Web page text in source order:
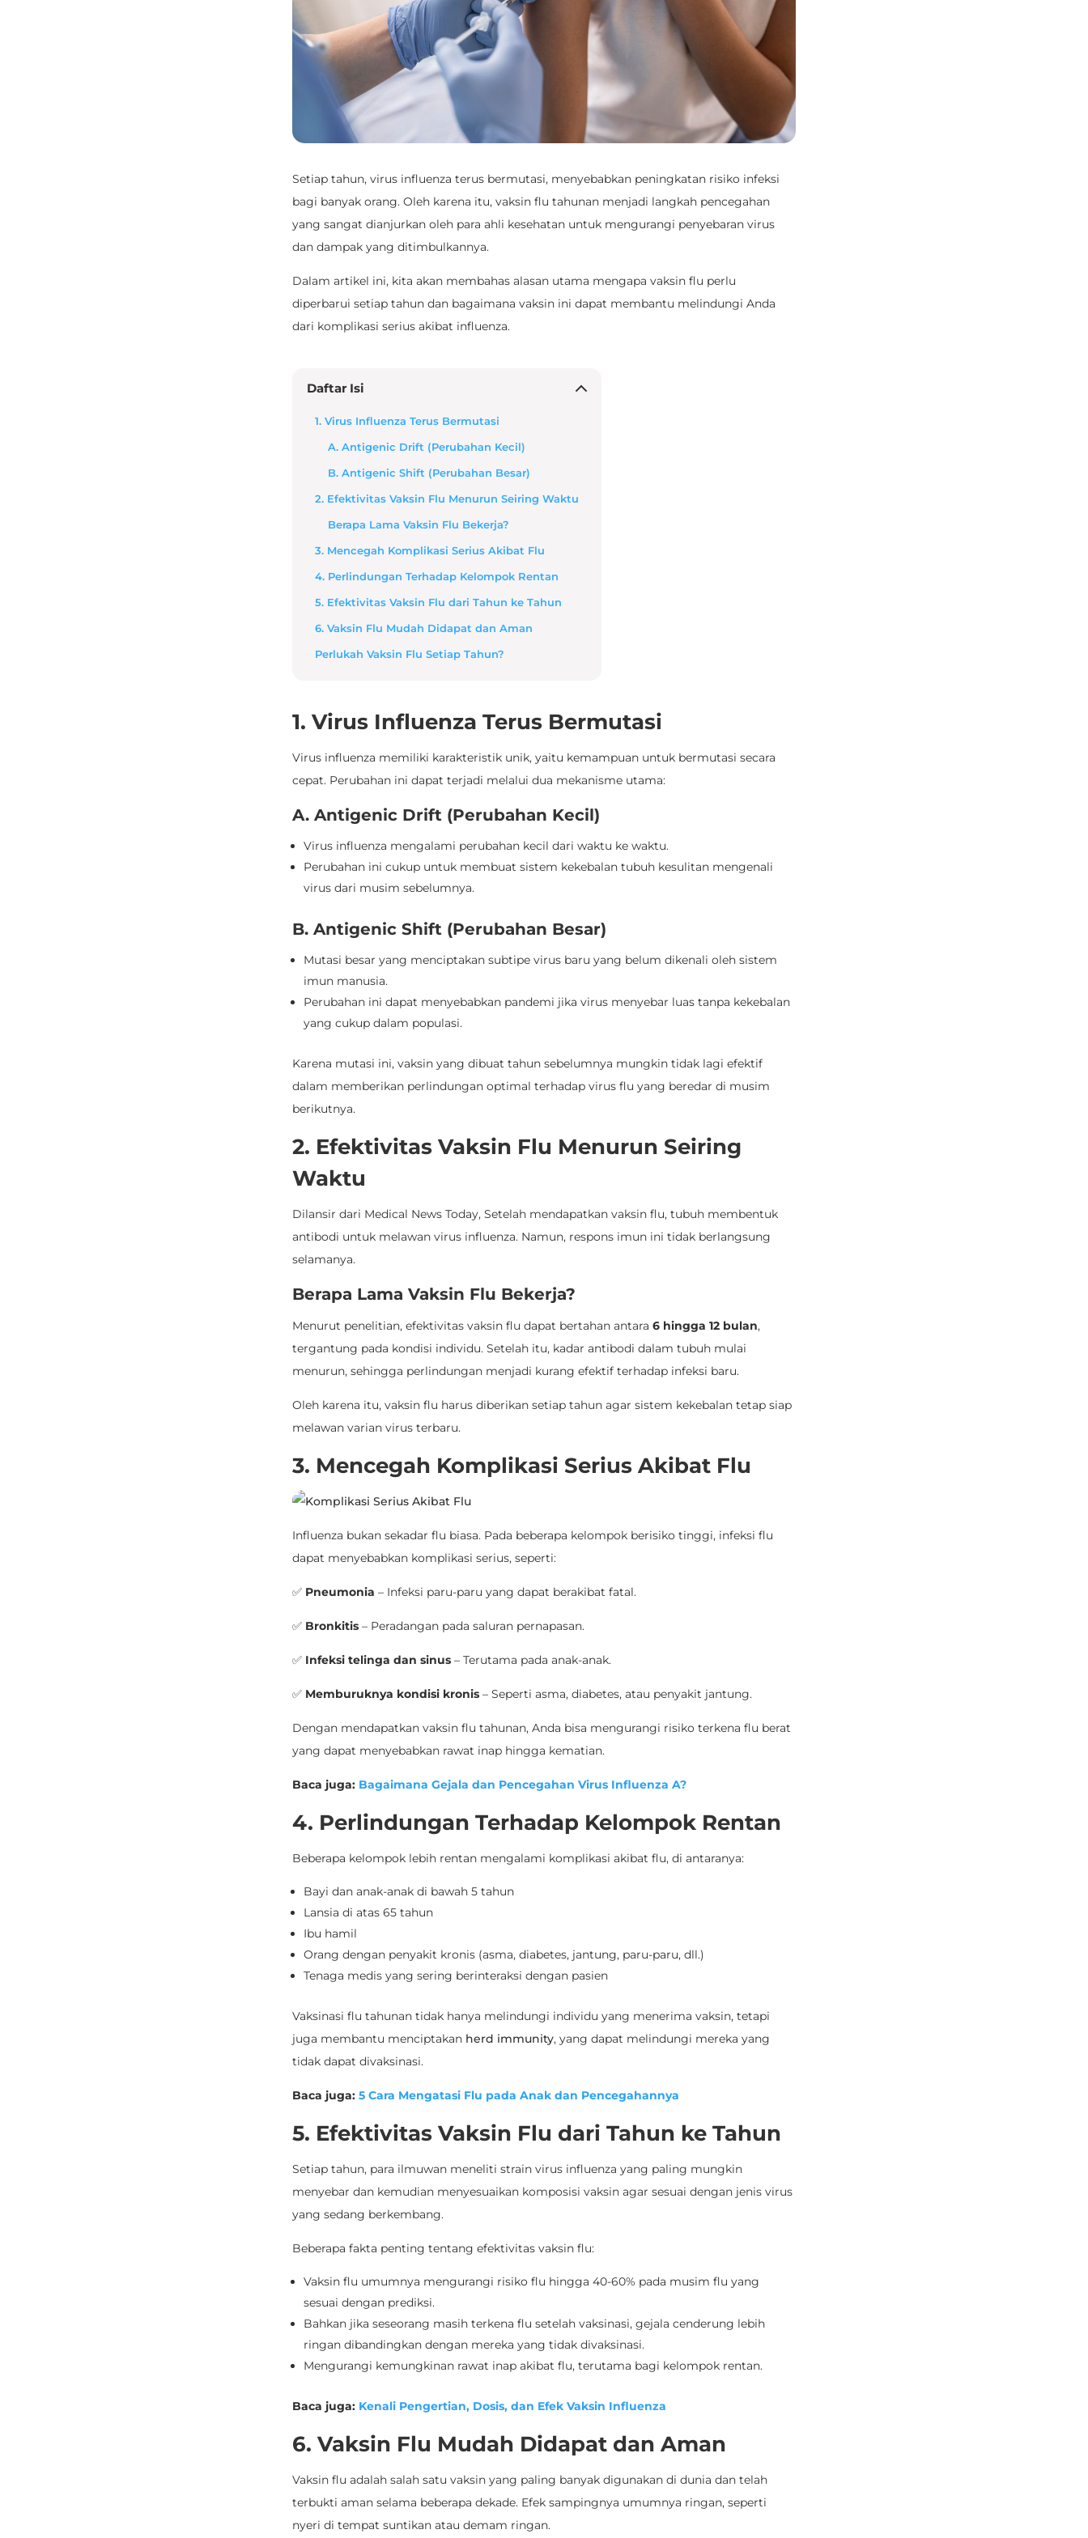
Setiap tahun, virus influenza terus bermutasi, menyebabkan peningkatan risiko infeksi
bagi banyak orang. Oleh karena itu, vaksin flu tahunan menjadi langkah pencegahan
yang sangat dianjurkan oleh para ahli kesehatan untuk mengurangi penyebaran virus
dan dampak yang ditimbulkannya.
Dalam artikel ini, kita akan membahas alasan utama mengapa vaksin flu perlu
diperbarui setiap tahun dan bagaimana vaksin ini dapat membantu melindungi Anda
dari komplikasi serius akibat influenza.
Daftar Isi
1. Virus Influenza Terus Bermutasi
A. Antigenic Drift (Perubahan Kecil)
B. Antigenic Shift (Perubahan Besar)
2. Efektivitas Vaksin Flu Menurun Seiring Waktu
Berapa Lama Vaksin Flu Bekerja?
3. Mencegah Komplikasi Serius Akibat Flu
4. Perlindungan Terhadap Kelompok Rentan
5. Efektivitas Vaksin Flu dari Tahun ke Tahun
6. Vaksin Flu Mudah Didapat dan Aman
Perlukah Vaksin Flu Setiap Tahun?
1. Virus Influenza Terus Bermutasi
Virus influenza memiliki karakteristik unik, yaitu kemampuan untuk bermutasi secara
cepat. Perubahan ini dapat terjadi melalui dua mekanisme utama:
A. Antigenic Drift (Perubahan Kecil)
Virus influenza mengalami perubahan kecil dari waktu ke waktu.
Perubahan ini cukup untuk membuat sistem kekebalan tubuh kesulitan mengenali
virus dari musim sebelumnya.
B. Antigenic Shift (Perubahan Besar)
Mutasi besar yang menciptakan subtipe virus baru yang belum dikenali oleh sistem
imun manusia.
Perubahan ini dapat menyebabkan pandemi jika virus menyebar luas tanpa kekebalan
yang cukup dalam populasi.
Karena mutasi ini, vaksin yang dibuat tahun sebelumnya mungkin tidak lagi efektif
dalam memberikan perlindungan optimal terhadap virus flu yang beredar di musim
berikutnya.
2. Efektivitas Vaksin Flu Menurun Seiring
Waktu
Dilansir dari Medical News Today, Setelah mendapatkan vaksin flu, tubuh membentuk
antibodi untuk melawan virus influenza. Namun, respons imun ini tidak berlangsung
selamanya.
Berapa Lama Vaksin Flu Bekerja?
Menurut penelitian, efektivitas vaksin flu dapat bertahan antara6 hingga 12 bulan,
tergantung pada kondisi individu. Setelah itu, kadar antibodi dalam tubuh mulai
menurun, sehingga perlindungan menjadi kurang efektif terhadap infeksi baru.
Oleh karena itu, vaksin flu harus diberikan setiap tahun agar sistem kekebalan tetap siap
melawan varian virus terbaru.
3. Mencegah Komplikasi Serius Akibat Flu
Influenza bukan sekadar flu biasa. Pada beberapa kelompok berisiko tinggi, infeksi flu
dapat menyebabkan komplikasi serius, seperti:
✅ Pneumonia – Infeksi paru-paru yang dapat berakibat fatal.
✅ Bronkitis – Peradangan pada saluran pernapasan.
✅ Infeksi telinga dan sinus – Terutama pada anak-anak.
✅ Memburuknya kondisi kronis – Seperti asma, diabetes, atau penyakit jantung.
Dengan mendapatkan vaksin flu tahunan, Anda bisa mengurangi risiko terkena flu berat
yang dapat menyebabkan rawat inap hingga kematian.
Baca juga: Bagaimana Gejala dan Pencegahan Virus Influenza A?
4. Perlindungan Terhadap Kelompok Rentan
Beberapa kelompok lebih rentan mengalami komplikasi akibat flu, di antaranya:
Bayi dan anak-anak di bawah 5 tahun
Lansia di atas 65 tahun
Ibu hamil
Orang dengan penyakit kronis (asma, diabetes, jantung, paru-paru, dll.)
Tenaga medis yang sering berinteraksi dengan pasien
Vaksinasi flu tahunan tidak hanya melindungi individu yang menerima vaksin, tetapi
juga membantu menciptakan herd immunity, yang dapat melindungi mereka yang
tidak dapat divaksinasi.
Baca juga: 5 Cara Mengatasi Flu pada Anak dan Pencegahannya
5. Efektivitas Vaksin Flu dari Tahun ke Tahun
Setiap tahun, para ilmuwan meneliti strain virus influenza yang paling mungkin
menyebar dan kemudian menyesuaikan komposisi vaksin agar sesuai dengan jenis virus
yang sedang berkembang.
Beberapa fakta penting tentang efektivitas vaksin flu:
Vaksin flu umumnya mengurangi risiko flu hingga 40-60% pada musim flu yang
sesuai dengan prediksi.
Bahkan jika seseorang masih terkena flu setelah vaksinasi,gejala cenderung lebih
ringan dibandingkan dengan mereka yang tidak divaksinasi.
Mengurangi kemungkinan rawat inap akibat flu, terutama bagi kelompok rentan.
Baca juga: Kenali Pengertian, Dosis, dan Efek Vaksin Influenza
6. Vaksin Flu Mudah Didapat dan Aman
Vaksin flu adalah salah satu vaksin yang paling banyak digunakan di dunia dan telah
terbukti aman selama beberapa dekade. Efek sampingnya umumnya ringan, seperti
nyeri di tempat suntikan atau demam ringan.